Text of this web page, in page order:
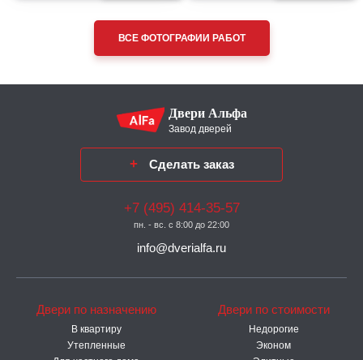
ВСЕ ФОТОГРАФИИ РАБОТ
Двери Альфа
Завод дверей
Сделать заказ
+7 (495) 414-35-57
пн. - вс. с 8:00 до 22:00
info@dverialfa.ru
Двери по назначению
В квартиру
Утепленные
Двери по стоимости
Недорогие
Эконом